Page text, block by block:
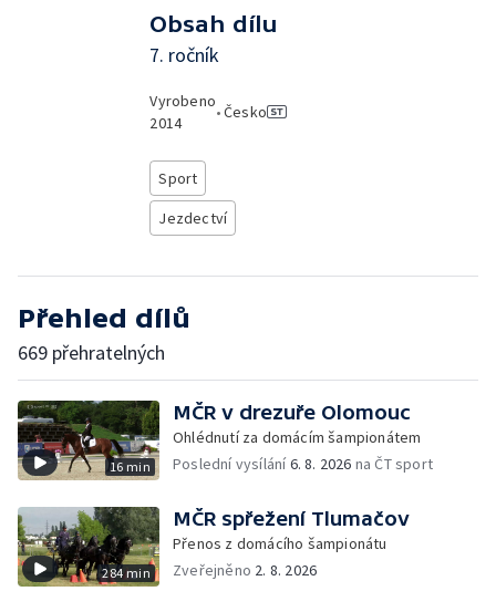
Obsah dílu
7. ročník
Vyrobeno
2014
•Česko
Sport
Jezdectví
Přehled dílů
669 přehratelných
16 min
MČR v drezuře Olomouc
Ohlédnutí za domácím šampionátem
Poslední vysílání6. 8. 2026 na ČT sport
284 min
MČR spřežení Tlumačov
Přenos z domácího šampionátu
Zveřejněno 2. 8. 2026